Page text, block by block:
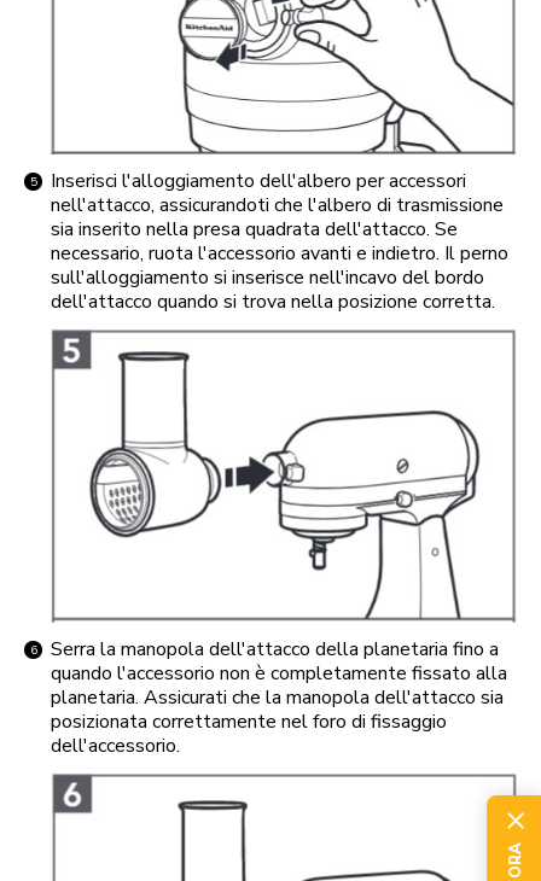
Inserisci l'alloggiamento dell'albero per accessori
nell'attacco, assicurandoti che l'albero di trasmissione
sia inserito nella presa quadrata dell'attacco. Se
necessario, ruota l'accessorio avanti e indietro. Il perno
sull'alloggiamento si inserisce nell'incavo del bordo
dell'attacco quando si trova nella posizione corretta.
Serra la manopola dell'attacco della planetaria fino a
quando l'accessorio non è completamente fissato alla
planetaria. Assicurati che la manopola dell'attacco sia
posizionata correttamente nel foro di fissaggio
dell'accessorio.